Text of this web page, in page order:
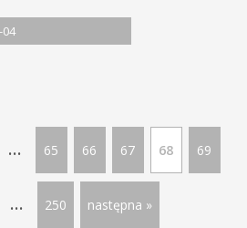
... 65 66 67 68 69
... 250 następna »